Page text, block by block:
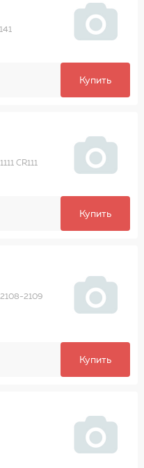
Купить
CR111
Купить
2109
Купить